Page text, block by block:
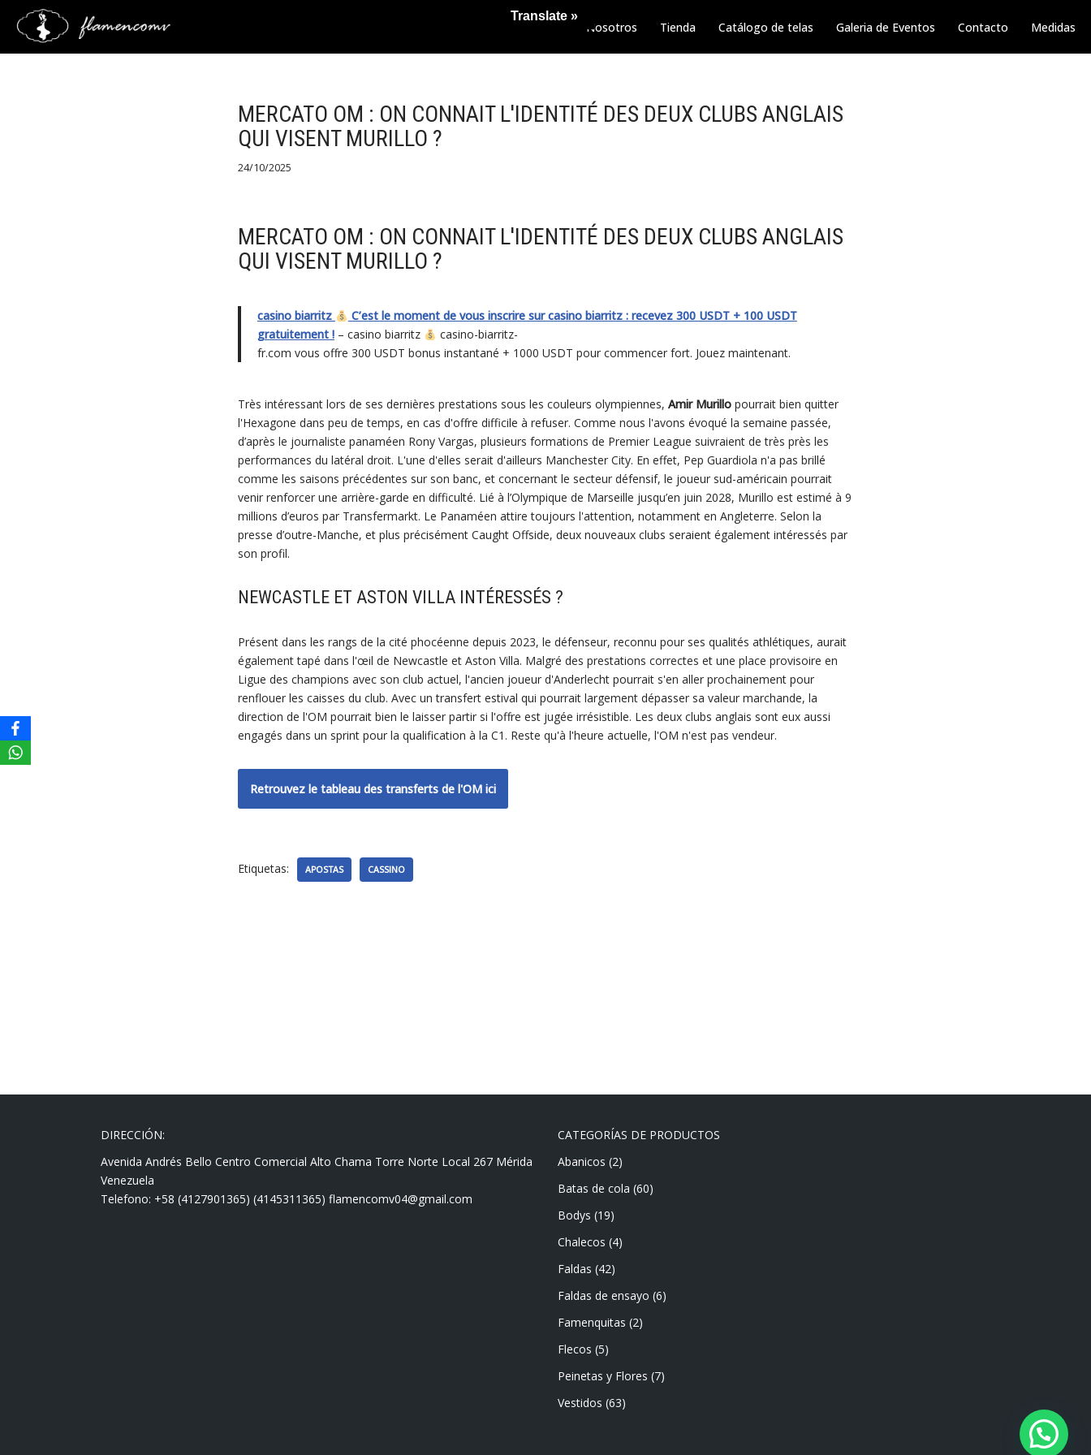
Saltar
Nosotros Tienda Catálogo de telas Galeria de Eventos Contacto Medidas
MERCATO OM : ON CONNAIT L'IDENTITÉ DES DEUX CLUBS ANGLAIS
QUI VISENT MURILLO ?
24/10/2025
MERCATO OM : ON CONNAIT L'IDENTITÉ DES DEUX CLUBS ANGLAIS
QUI VISENT MURILLO ?
casino biarritz
C’est le moment de vous inscrire sur casino biarritz : recevez 300 USDT + 100 USDT
gratuitement !– casino biarritz
casino-biarritz-
fr.com vous offre 300 USDT bonus instantané + 1000 USDT pour commencer fort. Jouez maintenant.
Très intéressant lors de ses dernières prestations sous les couleurs olympiennes, Amir Murillopourrait bien quitter
l'Hexagone dans peu de temps, en cas d'offre difficile à refuser. Comme nous l'avons évoqué la semaine passée,
d’après le journaliste panaméen Rony Vargas, plusieurs formations de Premier League suivraient de très près les
performances du latéral droit. L'une d'elles serait d'ailleurs Manchester City. En effet, Pep Guardiola n'a pas brillé
comme les saisons précédentes sur son banc, et concernant le secteur défensif, le joueur sud-américain pourrait
venir renforcer une arrière-garde en difficulté. Lié à l’Olympique de Marseille jusqu’en juin 2028, Murillo est estimé à 9
millions d’euros par Transfermarkt. Le Panaméen attire toujours l'attention, notamment en Angleterre. Selon la
presse d’outre-Manche, et plus précisément Caught Offside, deux nouveaux clubs seraient également intéressés par
son profil.
NEWCASTLE ET ASTON VILLA INTÉRESSÉS ?
Présent dans les rangs de la cité phocéenne depuis 2023, le défenseur, reconnu pour ses qualités athlétiques, aurait
également tapé dans l'œil de Newcastle et Aston Villa. Malgré des prestations correctes et une place provisoire en
Ligue des champions avec son club actuel, l'ancien joueur d'Anderlecht pourrait s'en aller prochainement pour
renflouer les caisses du club. Avec un transfert estival qui pourrait largement dépasser sa valeur marchande, la
direction de l'OM pourrait bien le laisser partir si l'offre est jugée irrésistible. Les deux clubs anglais sont eux aussi
engagés dans un sprint pour la qualification à la C1. Reste qu'à l'heure actuelle, l'OM n'est pas vendeur.
Retrouvez le tableau des transferts de l'OM ici
Etiquetas: APOSTAS CASSINO
DIRECCIÓN:
Avenida Andrés Bello Centro Comercial Alto Chama Torre Norte Local 267 Mérida
Venezuela
Telefono: +58 (4127901365) (4145311365) flamencomv04@gmail.com
CATEGORÍAS DE PRODUCTOS
Abanicos (2)
Batas de cola (60)
Bodys (19)
Chalecos (4)
Faldas (42)
Faldas de ensayo (6)
Famenquitas (2)
Flecos (5)
Peinetas y Flores (7)
Vestidos (63)
Translate »